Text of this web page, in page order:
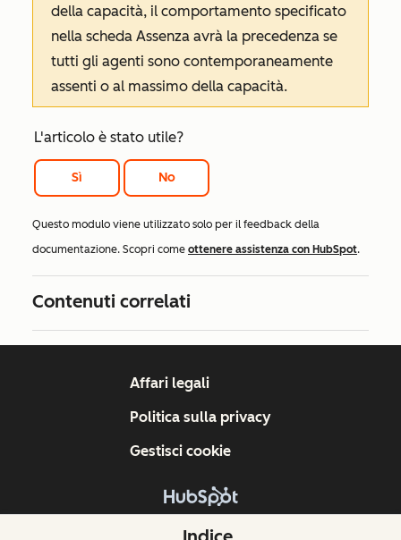
della capacità, il comportamento specificato
nella scheda Assenza avrà la precedenza se
tutti gli agenti sono contemporaneamente
assenti o al massimo della capacità.
L'articolo è stato utile?
Sì No
Questo modulo viene utilizzato solo per il feedback della
documentazione. Scopri come ottenere assistenza con HubSpot.
Contenuti correlati
Copyright © 2026 HubSpot, Inc.
Affari legali
Politica sulla privacy
Gestisci cookie